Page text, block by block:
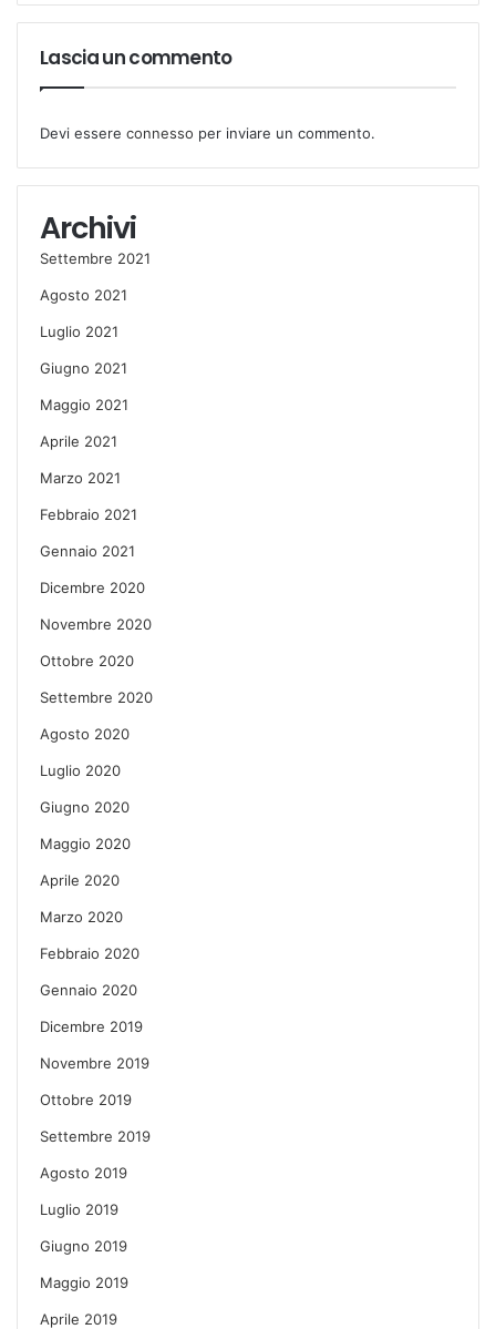
Lascia un commento
Devi essere connesso per inviare un commento.
Archivi
Settembre 2021
Agosto 2021
Luglio 2021
Giugno 2021
Maggio 2021
Aprile 2021
Marzo 2021
Febbraio 2021
Gennaio 2021
Dicembre 2020
Novembre 2020
Ottobre 2020
Settembre 2020
Agosto 2020
Luglio 2020
Giugno 2020
Maggio 2020
Aprile 2020
Marzo 2020
Febbraio 2020
Gennaio 2020
Dicembre 2019
Novembre 2019
Ottobre 2019
Settembre 2019
Agosto 2019
Luglio 2019
Giugno 2019
Maggio 2019
Aprile 2019